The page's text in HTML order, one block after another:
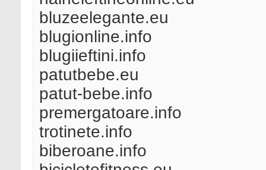
bluzeelegante.eu
blugionline.info
blugiieftini.info
patutbebe.eu
patut-bebe.info
premergatoare.info
trotinete.info
biberoane.info